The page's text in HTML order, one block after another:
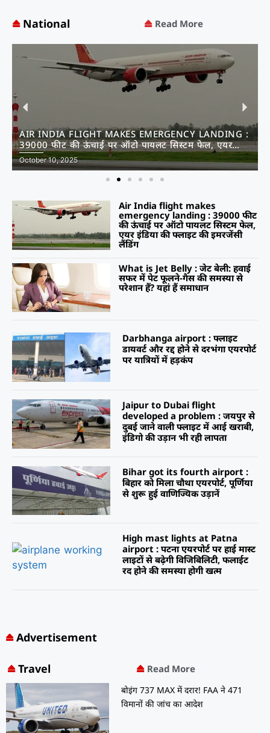
National Read More
AIR INDIA FLIGHT MAKES EMERGENCY LANDING :
39000 फीट की ऊंचाई पर ऑटो पायलट सिस्‍टम फेल, एयर
इंडिया की फ्लाइट की इमरजेंसी लैंडिंग
October 10, 2025
Air India flight makes
emergency landing : 39000 फीट
की ऊंचाई पर ऑटो पायलट सिस्‍टम फेल,
एयर इंडिया की फ्लाइट की इमरजेंसी
लैंडिंग
What is Jet Belly : जेट बेली: हवाई
सफर में पेट फूलने-गैस की समस्या से
परेशान हैं? यहां हैं समाधान
Darbhanga airport : फ्लाइट
डायवर्ट और रद्द होने से दरभंगा एयरपोर्ट
पर यात्रियों में हड़कंप
Jaipur to Dubai flight
developed a problem : जयपुर से
दुबई जाने वाली फ्लाइट में आई खराबी,
इंडिगो की उड़ान भी रही लापता
Bihar got its fourth airport :
बिहार को मिला चौथा एयरपोर्ट, पूर्णिया
से शुरू हुई वाणिज्यिक उड़ानें
High mast lights at Patna
airport : पटना एयरपोर्ट पर हाई मास्ट
लाइटों से बढ़ेगी विजिबिलिटी, फलाईट
रद होने की समस्या होगी खत्म
Advertisement
Travel Read More
बोइंग 737 MAX में दरार! FAA ने 471
विमानों की जांच का आदेश